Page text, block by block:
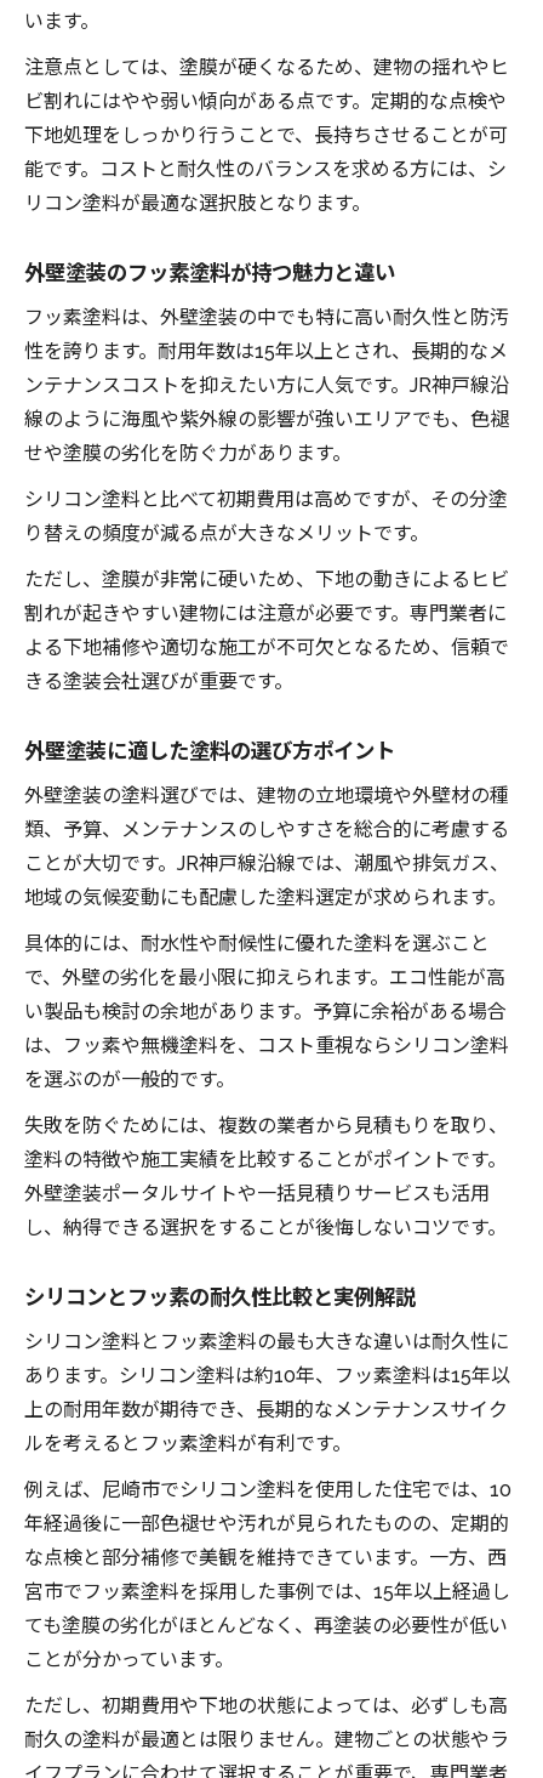
います。
注意点としては、塗膜が硬くなるため、建物の揺れやヒ
ビ割れにはやや弱い傾向がある点です。定期的な点検や
下地処理をしっかり行うことで、長持ちさせることが可
能です。コストと耐久性のバランスを求める方には、シ
リコン塗料が最適な選択肢となります。
外壁塗装のフッ素塗料が持つ魅力と違い
フッ素塗料は、外壁塗装の中でも特に高い耐久性と防汚
性を誇ります。耐用年数は15年以上とされ、長期的なメ
ンテナンスコストを抑えたい方に人気です。JR神戸線沿
線のように海風や紫外線の影響が強いエリアでも、色褪
せや塗膜の劣化を防ぐ力があります。
シリコン塗料と比べて初期費用は高めですが、その分塗
り替えの頻度が減る点が大きなメリットです。
ただし、塗膜が非常に硬いため、下地の動きによるヒビ
割れが起きやすい建物には注意が必要です。専門業者に
よる下地補修や適切な施工が不可欠となるため、信頼で
きる塗装会社選びが重要です。
外壁塗装に適した塗料の選び方ポイント
外壁塗装の塗料選びでは、建物の立地環境や外壁材の種
類、予算、メンテナンスのしやすさを総合的に考慮する
ことが大切です。JR神戸線沿線では、潮風や排気ガス、
地域の気候変動にも配慮した塗料選定が求められます。
具体的には、耐水性や耐候性に優れた塗料を選ぶこと
で、外壁の劣化を最小限に抑えられます。エコ性能が高
い製品も検討の余地があります。予算に余裕がある場合
は、フッ素や無機塗料を、コスト重視ならシリコン塗料
を選ぶのが一般的です。
失敗を防ぐためには、複数の業者から見積もりを取り、
塗料の特徴や施工実績を比較することがポイントです。
外壁塗装ポータルサイトや一括見積りサービスも活用
し、納得できる選択をすることが後悔しないコツです。
シリコンとフッ素の耐久性比較と実例解説
シリコン塗料とフッ素塗料の最も大きな違いは耐久性に
あります。シリコン塗料は約10年、フッ素塗料は15年以
上の耐用年数が期待でき、長期的なメンテナンスサイク
ルを考えるとフッ素塗料が有利です。
例えば、尼崎市でシリコン塗料を使用した住宅では、10
年経過後に一部色褪せや汚れが見られたものの、定期的
な点検と部分補修で美観を維持できています。一方、西
宮市でフッ素塗料を採用した事例では、15年以上経過し
ても塗膜の劣化がほとんどなく、再塗装の必要性が低い
ことが分かっています。
ただし、初期費用や下地の状態によっては、必ずしも高
耐久の塗料が最適とは限りません。建物ごとの状態やラ
イフプランに合わせて選択することが重要で、専門業者